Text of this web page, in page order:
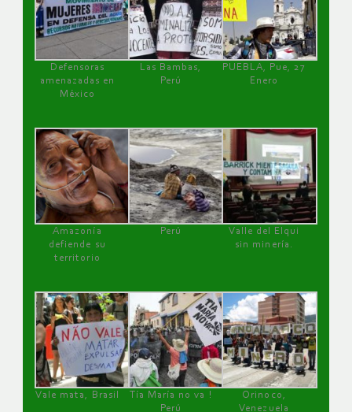
Defensoras
amenazadas en
México
Las Bambas,
Perú
PUEBLA, Pue, 27
Enero
Amazonía
defiende su
territorio
Perú
Valle del Elqui
sin minería.
Vale mata, Brasil
Tía María no va !
Perú
Orinoco,
Venezuela